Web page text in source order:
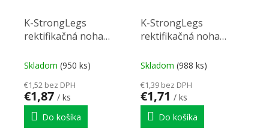
K-StrongLegs
rektifikačná noha
Skladom (950 ks)
€1,52 bez DPH
€1,87 / ks
Do košíka
K-StrongLegs
rektifikačná noha
Skladom (988 ks)
€1,39 bez DPH
€1,71 / ks
Do košíka